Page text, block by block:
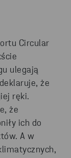
Circular
ulegają
że
ręki.
że
ich do
A w